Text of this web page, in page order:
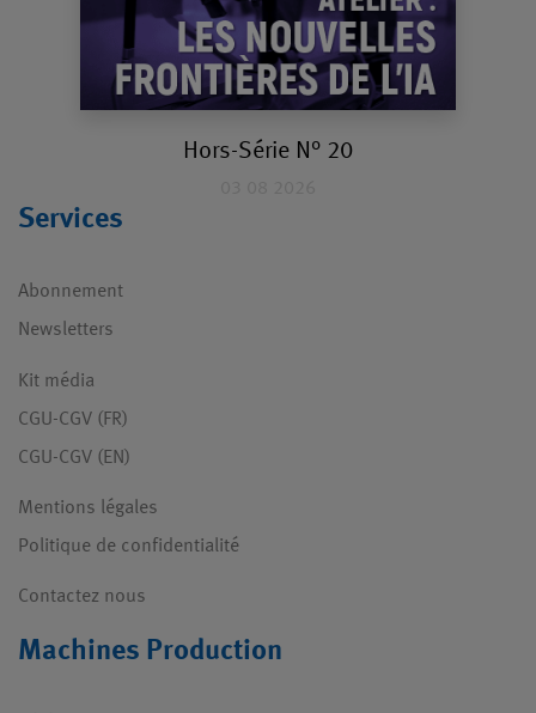
Hors-Série N° 20
Services
Abonnement
Newsletters
Kit média
CGU-CGV (FR)
CGU-CGV (EN)
Mentions légales
Politique de confidentialité
Contactez nous
Machines Production